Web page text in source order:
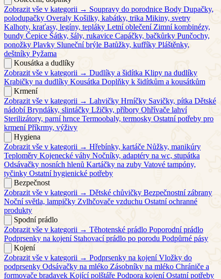
Zobrazit vše v kategorii → Soupravy do porodnice Body Dupačky,
polodupačky Overaly Košilky, kabátky, trika Mikiny, svetry
Kalhoty, kraťasy, legíny, tepláky Letní oblečení Zimní kombinézy,
bundy Čepice Šátky, šály, rukavice Capáčky, bačkůrky Punčochy,
ponožky Plavky Sluneční brýle Batůžky, kufříky Pláštěnky,
deštníky Pyžama
Kousátka a dudlíky
Zobrazit vše v kategorii → Dudlíky a šidítka Klipy na dudlíky
Krabičky na dudlíky Kousátka Doplňky k šidítkům a kousátkům
Krmení
Zobrazit vše v kategorii → Lahvičky Hrníčky Savičky, pítka Dětské
nádobí Bryndáky, slintáčky Lžičky, příbory Ohřívače lahví
Sterilizátory, parní hrnce Termoobaly, termosky Ostatní potřeby pro
krmení Příkrmy, výživy
Hygiena
Zobrazit vše v kategorii → Hřebínky, kartáče Nůžky, manikúry
Teploměry Kojenecké váhy Nočníky, adaptéry na wc, stupátka
Odsávačky nosních hlenů Kartáčky na zuby Vatové tampóny,
tyčinky Ostatní hygienické potřeby
Bezpečnost
Zobrazit vše v kategorii → Dětské chůvičky Bezpečnostní zábrany
Noční světla, lampičky Zvlhčovače vzduchu Ostatní ochranné
produkty
Spodní prádlo
Zobrazit vše v kategorii → Těhotenské prádlo Poporodní prádlo
Podprsenky na kojení Stahovací prádlo po porodu Podpůrné pásy
Kojení
Zobrazit vše v kategorii → Podprsenky na kojení Vložky do
podprsenky Odsávačky na mléko Zásobníky na mléko Chrániče a
formovače bradavek Kojící polštáře Podpora kojení Ostatní potřeby